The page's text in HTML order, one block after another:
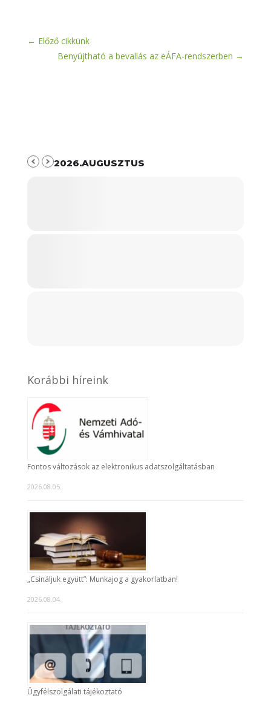
← Előző cikkünk
Benyújtható a bevallás az eÁFA-rendszerben →
2026.AUGUSZTUS
Korábbi híreink
Fontos változások az elektronikus adatszolgáltatásban
2026.08.05.
„Csináljuk együtt”: Munkajog a gyakorlatban!
2026.08.04.
Ügyfélszolgálati tájékoztató